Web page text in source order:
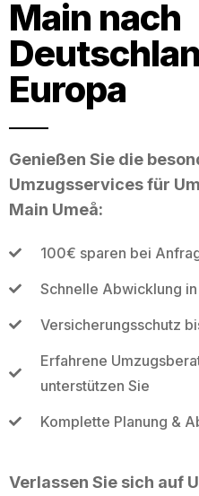
Main nach
Europa
Genießen Sie die
Umzugsservices für
Main Umeå:
100€ sparen bei
Schnelle Abwicklung
Versicherungsschutz
Erfahrene
unterstützen Sie
Komplette Planung &
Verlassen Sie sich auf